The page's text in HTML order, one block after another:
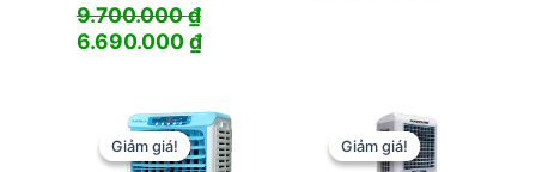
9.700.000₫
Giá
9.700.000 ₫.
6.690.000₫Giá
là:
6.690.000 ₫.
Giảm giá!
Giảm giá! Giảm giá!
Giảm giá!